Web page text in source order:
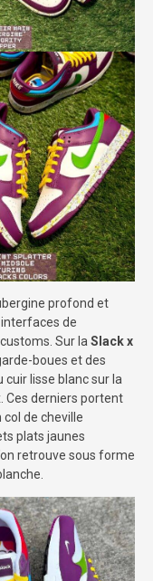
profond et
de
Sur laSlack x
boues et des
cuir lisse blanc sur la
Ces derniers portent
de cheville
plats jaunes
retrouve sous forme